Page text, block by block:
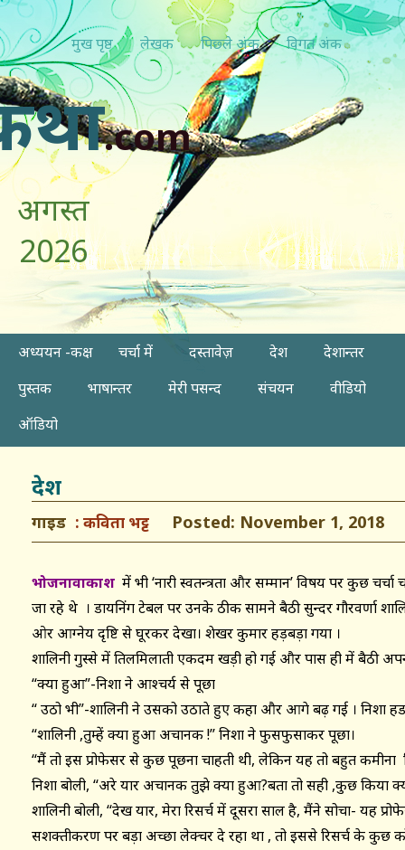
मुख पृष्ठ लेखक पिछ्ले अंक विगत अंक
.com
अगस्त
2026
अध्ययन -कक्ष चर्चा में दस्तावेज़ देश
देशान्तर
पुस्तक
भाषान्तर मेरी पसन्द संचयन
वीडियो
ऑडियो
देश
गाइड कविता भट्ट Posted: November 1, 2018
भोजनावाकाश में भी ‘नारी स्वतन्त्रता और सम्मान’ विषय पर कुछ
जा रहे थे । डायनिंग टेबल पर उनके ठीक सामने बैठी सुन्दर गौरवर्णा
ओर आग्नेय दृष्टि से घूरकर देखा। शेखर कुमार हड़बड़ा गया ।
शालिनी गुस्से में तिलमिलाती एकदम खड़ी हो गई और पास ही में बैठी
“क्या हुआ”-निशा ने आश्चर्य से पूछा
“ उठो भी”-शालिनी ने उसको उठाते हुए कहा और आगे बढ़ गई । निशा
“शालिनी ,तुम्हें क्या हुआ अचानक !’’ निशा ने फुसफुसाकर पूछा।
“मैं तो इस प्रोफेसर से कुछ पूछना चाहती थी, लेकिन यह तो बहुत कमीना
निशा बोली, “अरे यार अचानक तुझे क्या हुआ?बता तो सही ,कुछ किया
शालिनी बोली, “देख यार, मेरा रिसर्च में दूसरा साल है, मैंने सोचा- यह
सशक्तीकरण पर बड़ा अच्छा लेक्चर दे रहा था , तो इससे रिसर्च के कुछ